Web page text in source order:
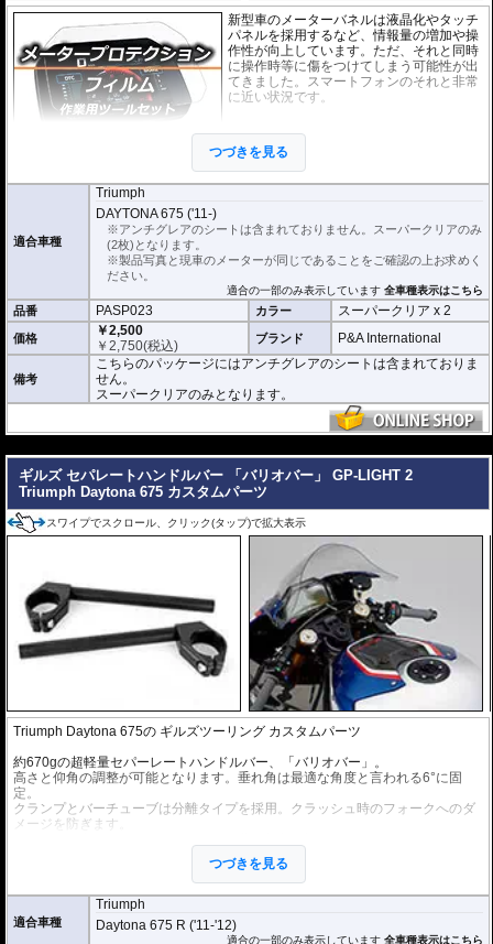
新型車のメーターバネルは液晶化やタッチ
パネルを採用するなど、情報量の増加や操
作性が向上しています。ただ、それと同時
に操作時等に傷をつけてしまう可能性が出
てきました。スマートフォンのそれと非常
に近い状況です。
ムは不要な傷や汚れからメーターパネルを
保護します。
リアのフィルムが入っています。
スーパークリア :耐摩耗性が非常に高く、透明性の高いフィルム。貼り付けて
しまうとメーターになじみ、フィルムの存在がほとんどわからなくなります。
取付キット付属 :取り付けに便利なクリーニングクロス、細かい埃も除去する
粘着シート、気泡の混入を防ぎ、きれいに仕上げるスキージがセットになって
またこのフィルムは多少の気泡なら数時間から２日ほどで自然に気泡が消える
優れもの。満足のいく取付が容易になりました。
シリコーン系粘着材を採用し、メーターを痛めることがありません。フィルム
を剥がせば、元通りの状態になります。
つづきを見る
適合車種
Triumph
DAYTONA 675 ('11-)
※アンチグレアのシートは含まれておりません。スーパークリアのみ
(2枚)となります。
※製品写真と現車のメーターが同じであることをご確認の上お求めく
ださい。
適合の一部のみ表示しています全車種表示はこちら
品番 PASP023 カラー スーパークリア x 2
価格
￥2,500
￥2,750(税込) ブランド P&A International
備考
こちらのパッケージにはアンチグレアのシートは含まれておりま
せん。
スーパークリアのみとなります。
ギルズ セパレートハンドルバー 「バリオバー」 GP-LIGHT 2
Triumph Daytona 675 カスタムパーツ
スワイプでスクロール、クリック(タップ)で拡大表示
Triumph Daytona 675の ギルズツーリング カスタムパーツ
約670gの超軽量セパーレートハンドルバー、「バリオバー」。
高さと仰角の調整が可能となります。垂れ角は最適な角度と言われる6°に固
定。
クランプとバーチューブは分離タイプを採用。クラッシュ時のフォークへのダ
メージを防ぎます。
いくつかのワークスチームはこのセパレートハンドルバーをWorldSBK、World
Supersport、IDM、R6 Cup Germanyで採用しています。
※写真はシリーズ代表イメージです。車種により形状、デザインが異なる場合
があります。
つづきを見る
適合車種
Triumph
Daytona 675 R ('11-'12)
適合の一部のみ表示しています全車種表示はこちら